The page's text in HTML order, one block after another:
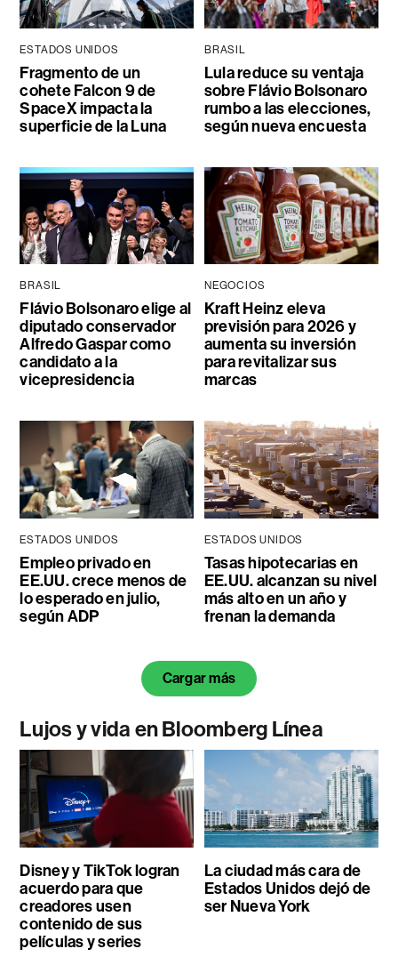
ESTADOS UNIDOS
Fragmento de un
cohete Falcon 9 de
SpaceX impacta la
superficie de la Luna
BRASIL
Lula reduce su ventaja
sobre Flávio Bolsonaro
rumbo a las elecciones,
según nueva encuesta
BRASIL
Flávio Bolsonaro elige al
diputado conservador
Alfredo Gaspar como
candidato a la
vicepresidencia
NEGOCIOS
Kraft Heinz eleva
previsión para 2026 y
aumenta su inversión
para revitalizar sus
marcas
ESTADOS UNIDOS
Empleo privado en
EE.UU. crece menos de
lo esperado en julio,
según ADP
ESTADOS UNIDOS
Tasas hipotecarias en
EE.UU. alcanzan su nivel
más alto en un año y
frenan la demanda
Cargar más
Lujos y vida en Bloomberg Línea
Disney y TikTok logran
acuerdo para que
creadores usen
contenido de sus
películas y series
La ciudad más cara de
Estados Unidos dejó de
ser Nueva York